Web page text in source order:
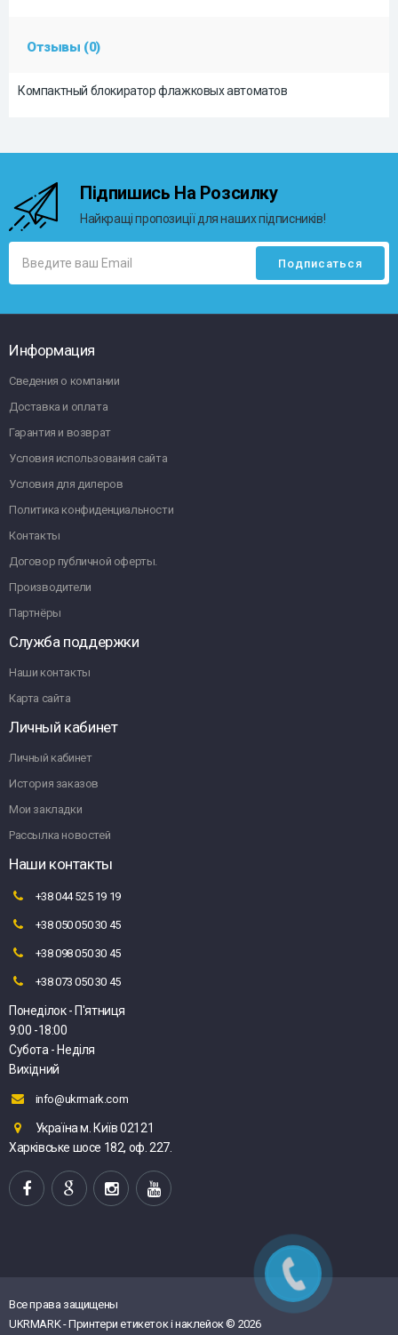
Отзывы (0)
Компактный блокиратор флажковых автоматов
Підпишись На Розсилку
Найкращі пропозиції для наших підписників!
Информация
Сведения о компании
Доставка и оплата
Гарантия и возврат
Условия использования сайта
Условия для дилеров
Политика конфиденциальности
Контакты
Договор публичной оферты.
Производители
Партнёры
Служба поддержки
Наши контакты
Карта сайта
Личный кабинет
Личный кабинет
История заказов
Мои закладки
Рассылка новостей
Наши контакты
+38 044 525 19 19
+38 050 050 30 45
+38 098 050 30 45
+38 073 050 30 45
Понеділок - П'ятниця
9:00 -18:00
Субота - Неділя
Вихідний
info@ukrmark.com
Україна м. Київ 02121
Харківське шосе 182, оф. 227.
Все права защищены
UKRMARK - Принтери етикеток і наклейок © 2026